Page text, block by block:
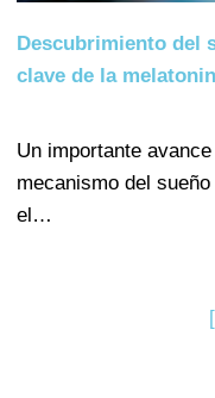
Descubrimiento del
clave de la
Un importante
mecanismo del
el…